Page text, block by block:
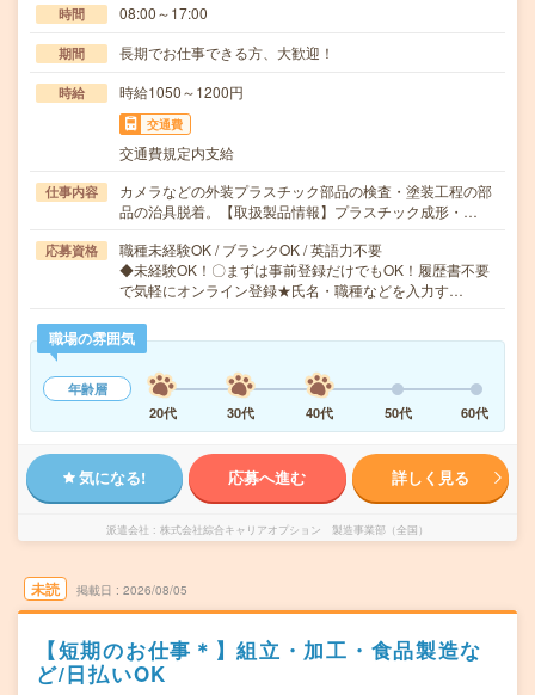
時間 08:00～17:00
期間 長期でお仕事できる方、大歓迎！
時給 時給1050～1200円
交通費
交通費規定内支給
仕事内容
カメラなどの外装プラスチック部品の検査・塗装工程の部
品の治具脱着。【取扱製品情報】プラスチック成形・…
応募資格
職種未経験OK / ブランクOK / 英語力不要
◆未経験OK！〇まずは事前登録だけでもOK！履歴書不要
で気軽にオンライン登録★氏名・職種などを入力す…
職場の雰囲気
年齢層
20代
30代 40代 50代 60代
気になる! 応募へ進む 詳しく見る
派遣会社 株式会社綜合キャリアオプション 製造事業部（全国）
未読 掲載日 2026/08/05
【短期のお仕事＊】組立・加工・食品製造な
ど/日払いOK